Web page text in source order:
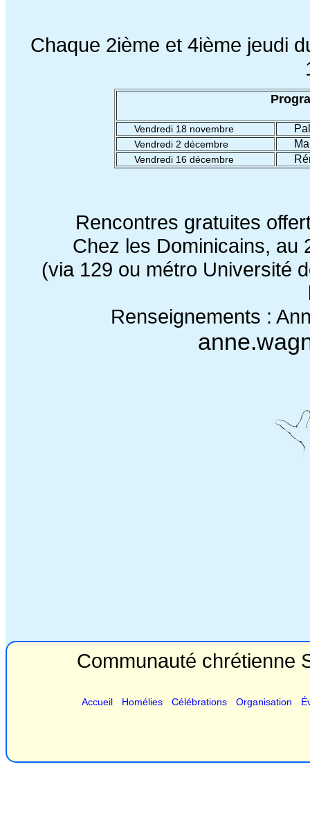
Chaque 2ième et 4ième jeudi
Vendredi 18 novembre
Vendredi 2 décembre
Vendredi 16 décembre
Rencontres gratuites
Chez les Dominicains, au
(via 129 ou métro Université
Renseignements :
Communauté chrétienne
Accueil Homélies Célébrations Organisation